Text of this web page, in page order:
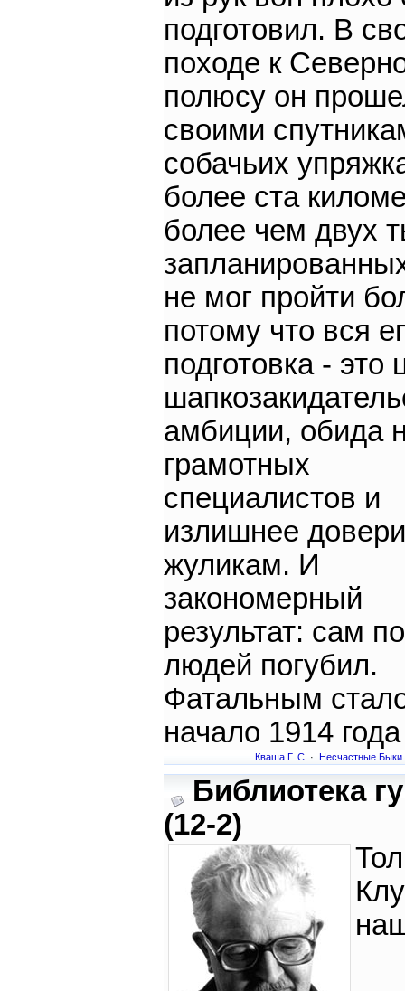
подготовил. В
походе к
полюсу он
своими
собачьих
более ста
более чем двух
не мог пройти
потому что вся
подготовка - это
амбиции, обида
грамотных
специалистов и
излишнее
жуликам. И
закономерный
результат: сам
людей погубил.
Фатальным
начало 1914 года
Кваша Г. С. · Несчастные Быки
Библиотека
(12-2)